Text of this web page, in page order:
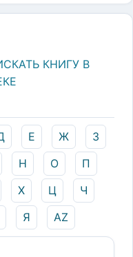
КНИГУ В
Е Ж
З
Н О
П
Х Ц
Ч
Я AZ